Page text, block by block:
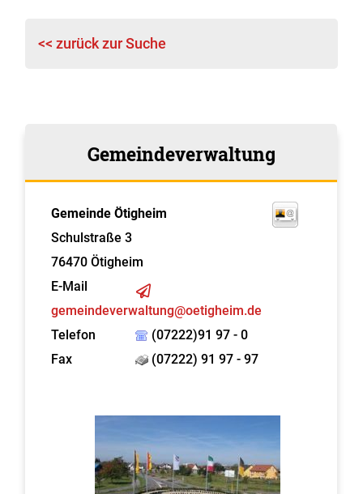
<< zurück zur Suche
Gemeindeverwaltung
Gemeinde Ötigheim
Schulstraße 3
76470 Ötigheim
E-Mail
gemeindeverwaltung@oetigheim.de
Telefon
(07222)91 97 - 0
Fax
(07222) 91 97 - 97